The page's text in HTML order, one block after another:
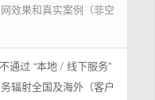
效果和真实案例（非空
通过 “本地 / 线下服务”
辐射全国及海外（客户